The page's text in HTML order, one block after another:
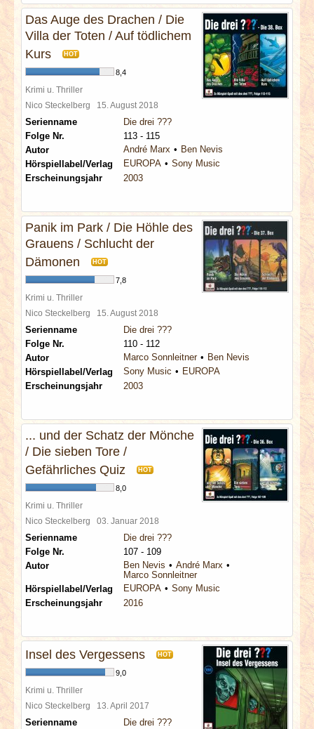
Das Auge des Drachen / Die
Villa der Toten / Auf tödlichem
Kurs
HOT
8,4
Krimi u. Thriller
Nico Steckelberg 15. August 2018
Serienname
Die drei ???
Folge Nr.
113 - 115
Autor
André Marx
Ben Nevis
Hörspiellabel/Verlag
EUROPA
Sony Music
Erscheinungsjahr
2003
Panik im Park / Die Höhle des
Grauens / Schlucht der
Dämonen
HOT
7,8
Krimi u. Thriller
Nico Steckelberg 15. August 2018
Serienname
Die drei ???
Folge Nr.
110 - 112
Autor
Marco Sonnleitner
Ben Nevis
Hörspiellabel/Verlag
Sony Music
EUROPA
Erscheinungsjahr
2003
... und der Schatz der Mönche
/ Die sieben Tore /
Gefährliches Quiz
HOT
8,0
Krimi u. Thriller
Nico Steckelberg 03. Januar 2018
Serienname
Die drei ???
Folge Nr.
107 - 109
Autor
Ben Nevis
André Marx
Marco Sonnleitner
Hörspiellabel/Verlag
EUROPA
Sony Music
Erscheinungsjahr
2016
Insel des Vergessens HOT
9,0
Krimi u. Thriller
Nico Steckelberg 13. April 2017
Serienname
Die drei ???